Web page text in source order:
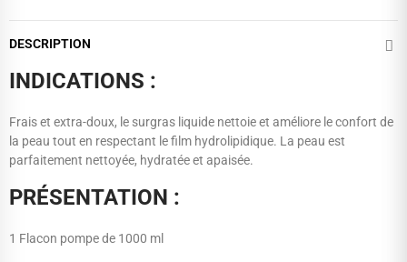
DESCRIPTION
INDICATIONS :
Frais et extra-doux, le surgras liquide nettoie et améliore le confort de
la peau tout en respectant le film hydrolipidique. La peau est
parfaitement nettoyée, hydratée et apaisée.
PRÉSENTATION :
1 Flacon pompe de 1000 ml